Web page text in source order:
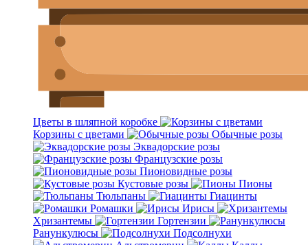
Цветы в шляпной коробке
Корзины с цветами
Обычные розы
Эквадорские розы
Французские розы
Пионовидные розы
Кустовые розы
Пионы
Тюльпаны
Гиацинты
Ромашки
Ирисы
Хризантемы
Гортензии
Ранункулюсы
Подсолнухи